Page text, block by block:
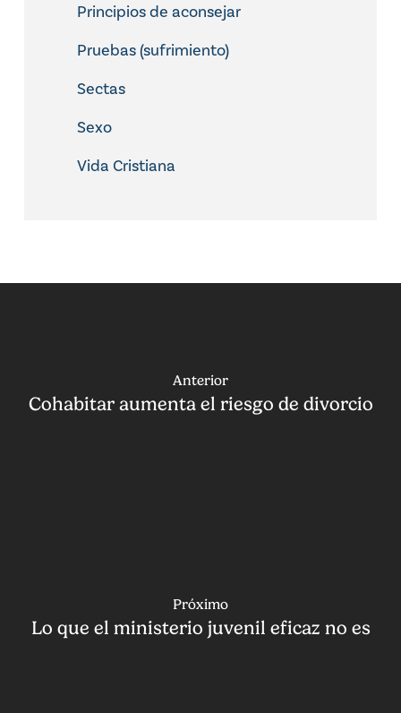
Principios de aconsejar
Pruebas (sufrimiento)
Sectas
Sexo
Vida Cristiana
Anterior
Cohabitar aumenta el riesgo de divorcio
Próximo
Lo que el ministerio juvenil eficaz no es